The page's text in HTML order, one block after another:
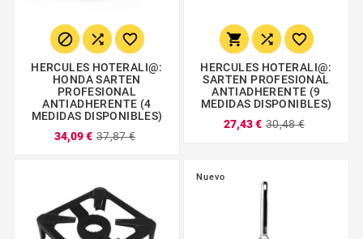
  
HERCULES HOTERALI@:
HONDA SARTEN
PROFESIONAL
ANTIADHERENTE (4
MEDIDAS DISPONIBLES)
34,09 € 37,87 €
  
HERCULES HOTERALI@:
SARTEN PROFESIONAL
ANTIADHERENTE (9
MEDIDAS DISPONIBLES)
27,43 € 30,48 €
Nuevo